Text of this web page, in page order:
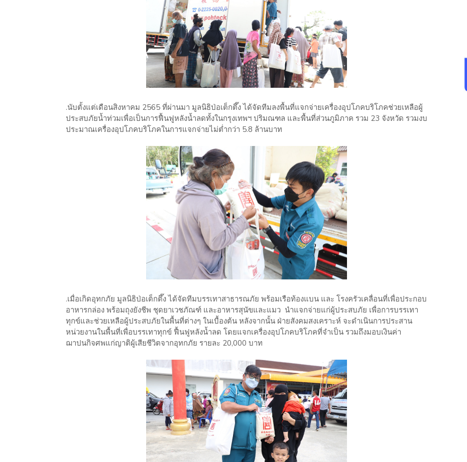
.นับตั้งแต่เดือนสิงหาคม 2565 ที่ผ่านมา มูลนิธิป่อเต็กตึ๊ง ได้จัดทีมลงพื้นที่แจกจ่ายเครื่องอุปโภคบริโภคช่วยเหลือผู้
ประสบภัยน้ำท่วมเพื่อเป็นการฟื้นฟูหลังน้ำลดทั้งในกรุงเทพฯ ปริมณฑล และพื้นที่ส่วนภูมิภาค รวม 23 จังหวัด รวมงบ
ประมาณเครื่องอุปโภคบริโภคในการแจกจ่ายไม่ต่ำกว่า 5.8 ล้านบาท
.เมื่อเกิดอุทกภัย มูลนิธิป่อเต็กตึ๊ง ได้จัดทีมบรรเทาสาธารณภัย พร้อมเรือท้องแบน และ โรงครัวเคลื่อนที่เพื่อประกอบ
อาหารกล่อง พร้อมถุงยังชีพ ชุดยาเวชภัณฑ์ และอาหารสุนัขและแมว นำแจกจ่ายแก่ผู้ประสบภัย เพื่อการบรรเทา
ทุกข์และช่วยเหลือผู้ประสบภัยในพื้นที่ต่างๆ ในเบื้องต้น หลังจากนั้น ฝ่ายสังคมสงเคราะห์ จะดำเนินการประสาน
หน่วยงานในพื้นที่เพื่อบรรเทาทุกข์ ฟื้นฟูหลังน้ำลด โดยแจกเครื่องอุปโภคบริโภคที่จำเป็น รวมถึงมอบเงินค่า
ฌาปนกิจศพแก่ญาติผู้เสียชีวิตจากอุทกภัย รายละ 20,000 บาท